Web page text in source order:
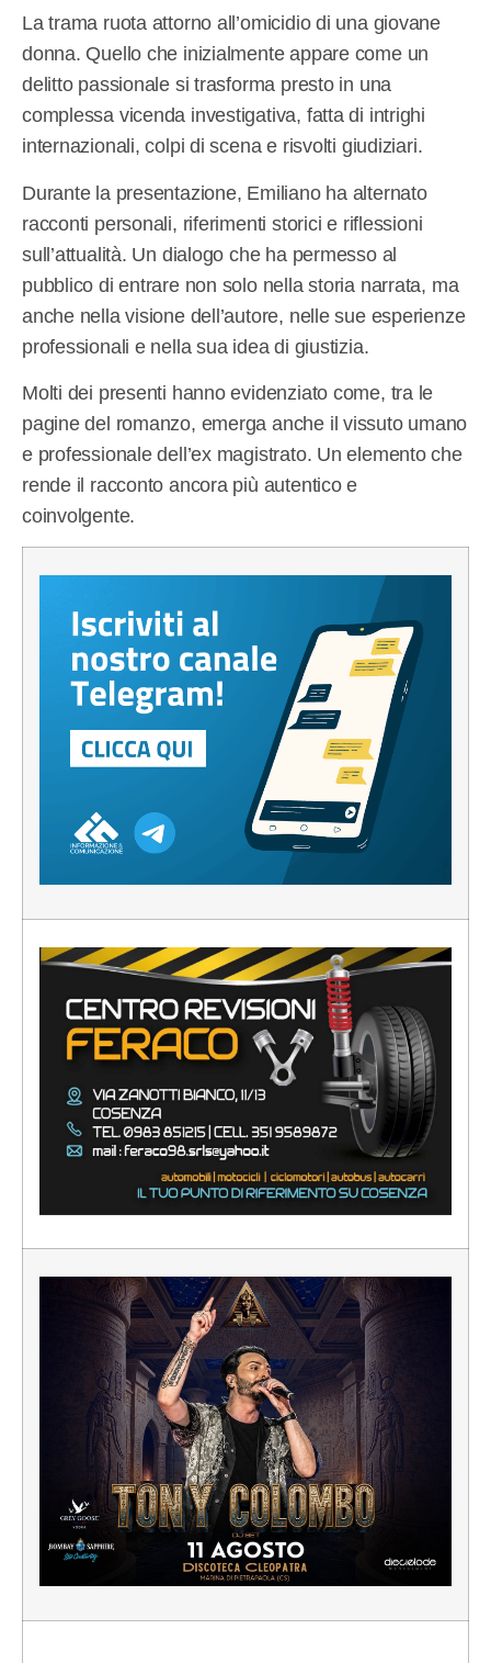
La trama ruota attorno all’omicidio di una giovane
donna. Quello che inizialmente appare come un
delitto passionale si trasforma presto in una
complessa vicenda investigativa, fatta di intrighi
internazionali, colpi di scena e risvolti giudiziari.
Durante la presentazione, Emiliano ha alternato
racconti personali, riferimenti storici e riflessioni
sull’attualità. Un dialogo che ha permesso al
pubblico di entrare non solo nella storia narrata, ma
anche nella visione dell’autore, nelle sue esperienze
professionali e nella sua idea di giustizia.
Molti dei presenti hanno evidenziato come, tra le
pagine del romanzo, emerga anche il vissuto umano
e professionale dell’ex magistrato. Un elemento che
rende il racconto ancora più autentico e
coinvolgente.